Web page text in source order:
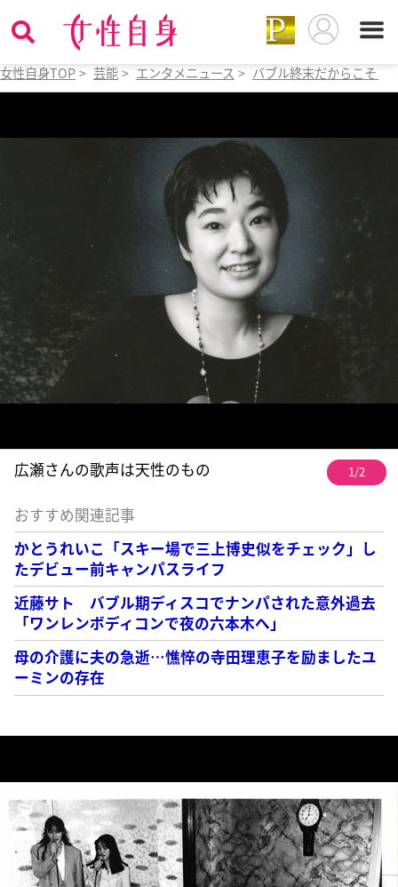
女性自身TOP > 芸能 > エンタメニュース > バブル終末だからこそウ
広瀬さんの歌声は天性のもの 1/2
おすすめ関連記事
かとうれいこ「スキー場で三上博史似をチェック」し
たデビュー前キャンパスライフ
近藤サト バブル期ディスコでナンパされた意外過去
「ワンレンボディコンで夜の六本木へ」
母の介護に夫の急逝…憔悴の寺田理恵子を励ましたユ
ーミンの存在